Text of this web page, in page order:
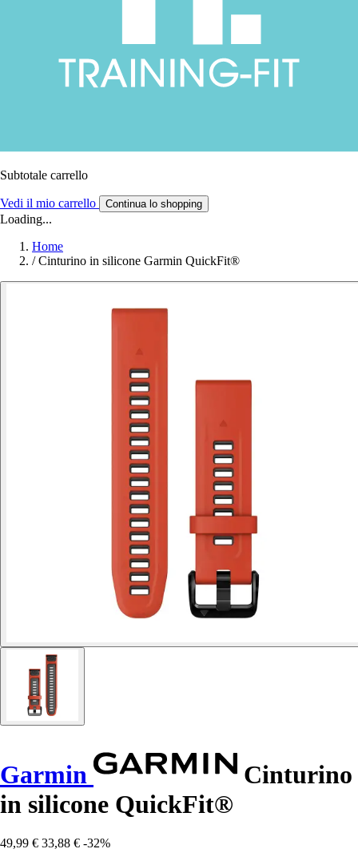
Subtotale carrello
Vedi il mio carrello Continua lo shopping
Loading...
Home
/ Cinturino in silicone Garmin QuickFit®
Garmin
Cinturino
in silicone QuickFit®
49,99 € 33,88 € -32%